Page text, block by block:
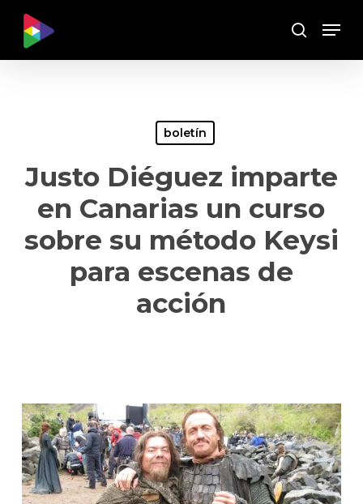
main
Buscar
Menu
boletín
Justo Diéguez imparte
en Canarias un curso
sobre su método Keysi
para escenas de
acción